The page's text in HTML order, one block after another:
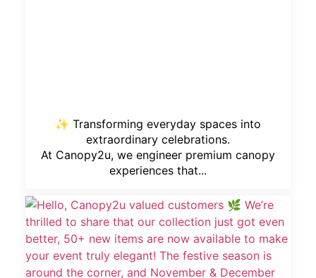
✨ Transforming everyday spaces into
extraordinary celebrations.
At Canopy2u, we engineer premium canopy
experiences that...